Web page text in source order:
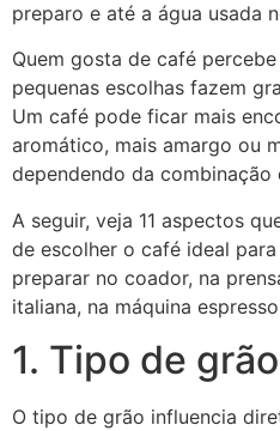
preparo e até a água usada
Quem gosta de café
pequenas escolhas fazem
Um café pode ficar mais
aromático, mais amargo ou
dependendo da combinação
A seguir, veja 11 aspectos
de escolher o café ideal
preparar no coador, na
italiana, na máquina
1. Tipo de grão
O tipo de grão influencia